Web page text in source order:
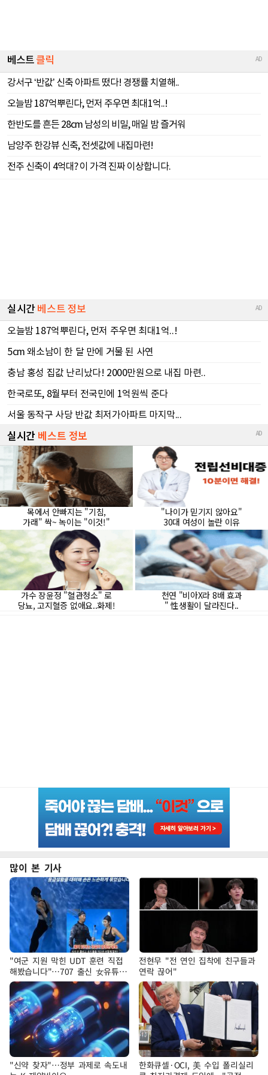
많이 본 기사
"여군 지원 막힌 UDT 훈련 직접
해봤습니다"…707 출신 女유튜버
'완벽 소화'
전현무 "전 연인 집착에 친구들과
연락 끊어"
"신약 찾자"…정부 과제로 속도내
한화큐셀·OCI, 美 수입 폴리실리